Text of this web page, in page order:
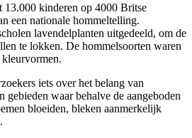
13.000 kinderen op 4000 Britse
een nationale hommeltelling.
lavendelplanten uitgedeeld, om de
te lokken. De hommelsoorten waren
kleurvormen.
iets over het belang van
gebieden waar behalve de aangeboden
bloeiden, bleken aanmerkelijk